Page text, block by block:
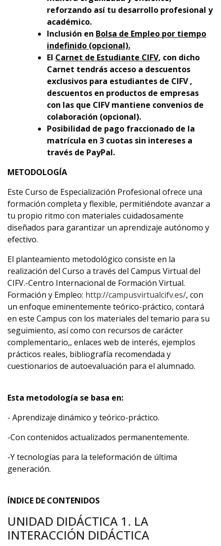
reforzando así tu desarrollo profesional y
académico.
Inclusión en Bolsa de Empleo por tiempo
indefinido (opcional).
El Carnet de Estudiante CIFV, con dicho
Carnet tendrás acceso a descuentos
exclusivos para estudiantes de CIFV ,
descuentos en productos de empresas
con las que CIFV mantiene convenios de
colaboración (opcional).
Posibilidad de pago fraccionado de la
matrícula en 3 cuotas sin intereses a
través de PayPal.
METODOLOGÍA
Este Curso de Especialización Profesional ofrece una
formación completa y flexible, permitiéndote avanzar a
tu propio ritmo con materiales cuidadosamente
diseñados para garantizar un aprendizaje autónomo y
efectivo.
El planteamiento metodológico consiste en la
realización del Curso a través del Campus Virtual del
CIFV.-Centro Internacional de Formación Virtual.
Formación y Empleo: http://campusvirtualcifv.es/, con
un enfoque eminentemente teórico-práctico, contará
en este Campus con los materiales del temario para su
seguimiento, así como con recursos de carácter
complementario,, enlaces web de interés, ejemplos
prácticos reales, bibliografía recomendada y
cuestionarios de autoevaluación para el alumnado.
Esta metodología se basa en:
- Aprendizaje dinámico y teórico-práctico.
-Con contenidos actualizados permanentemente.
-Y tecnologías para la teleformación de última
generación.
ÍNDICE DE CONTENIDOS
UNIDAD DIDÁCTICA 1. LA
INTERACCIÓN DIDÁCTICA